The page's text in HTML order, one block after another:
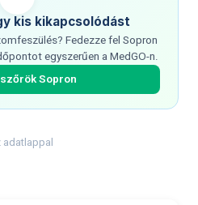
kis kikapcsolódást
Fedezze fel Sopron
egyszerűen a MedGO-n.
Sopron
adatlappal